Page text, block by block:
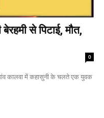
से पिटाई, मौत,
0
कालवा में कहासुनी के चलते एक युवक